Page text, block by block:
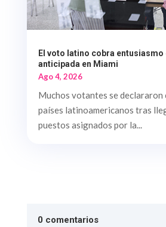
El voto latino cobra entusiasmo
anticipada en Miami
Ago 4, 2026
Muchos votantes se declararon
países latinoamericanos tras
puestos asignados por la...
0 comentarios